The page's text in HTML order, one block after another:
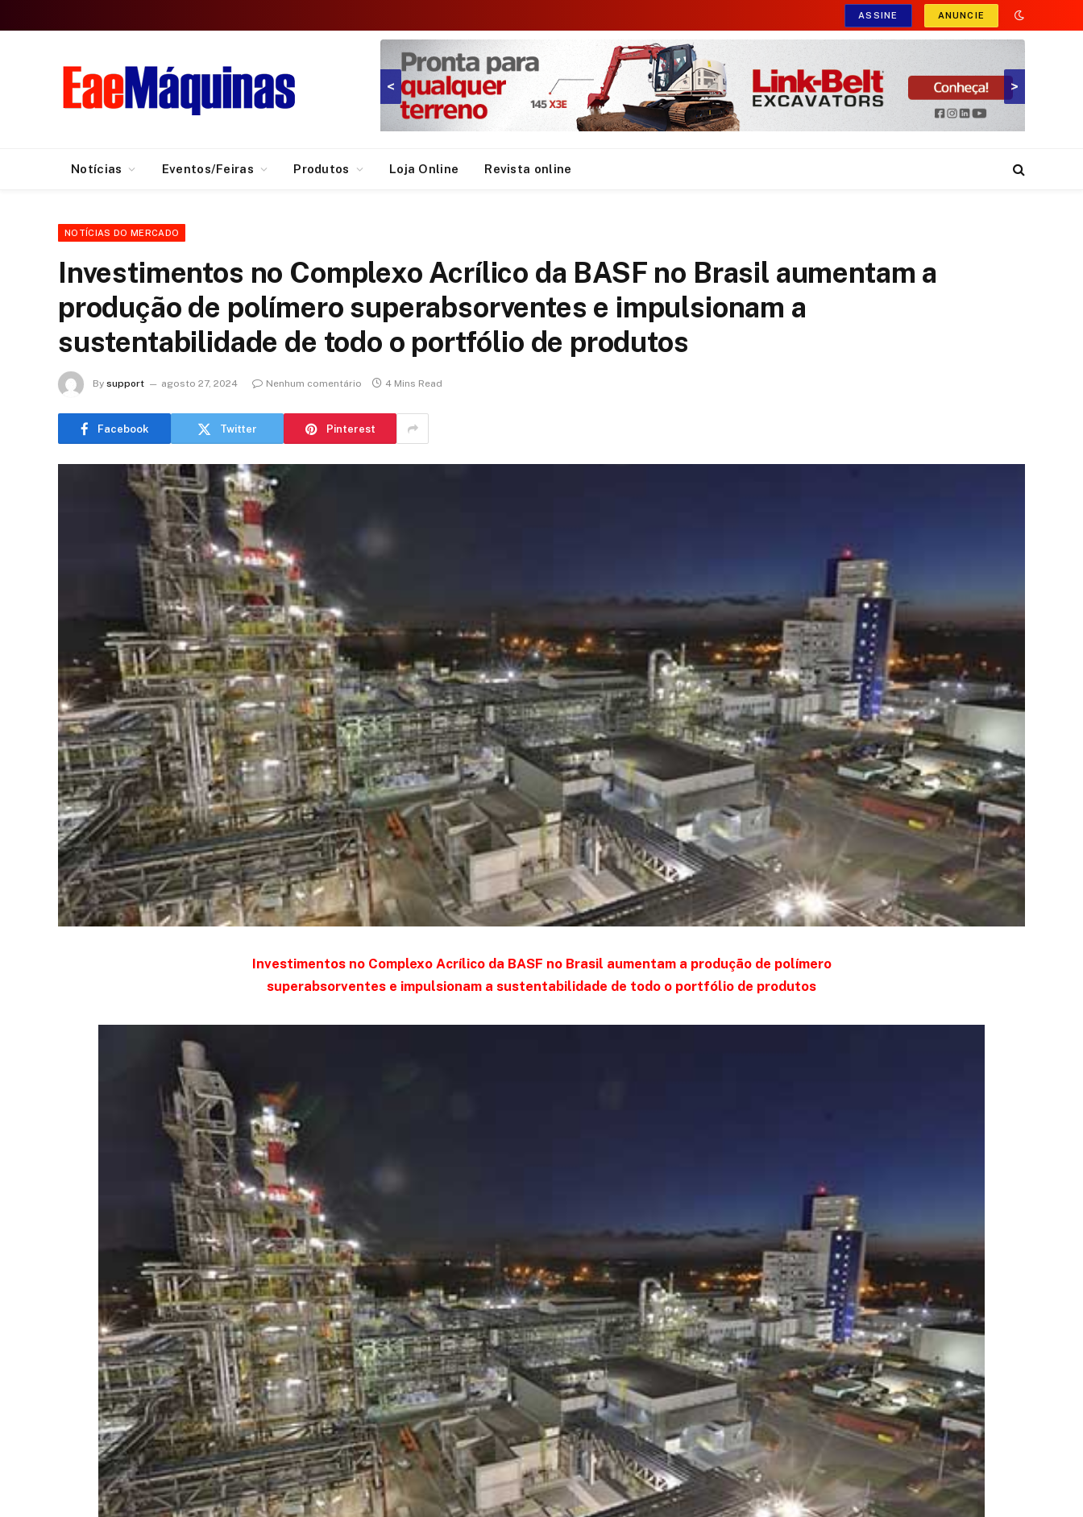
ASSINE ANUNCIE
>
<
Notícias Eventos/Feiras Produtos Loja Online Revista online
NOTÍCIAS DO MERCADO
Investimentos no Complexo Acrílico da BASF no Brasil aumentam a
produção de polímero superabsorventes e impulsionam a
sustentabilidade de todo o portfólio de produtos
By support agosto 27, 2024 Nenhum comentário 4 Mins Read
Facebook Twitter Pinterest
Investimentos no Complexo Acrílico da BASF no Brasil aumentam a produção de polímero
superabsorventes e impulsionam a sustentabilidade de todo o portfólio de produtos